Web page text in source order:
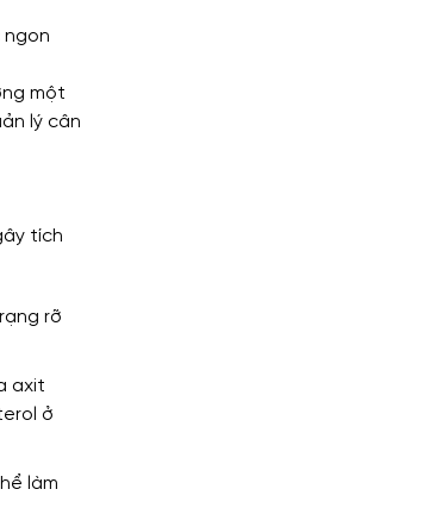
ngon
một
lý cân
tích
rỡ
axit
ở
làm